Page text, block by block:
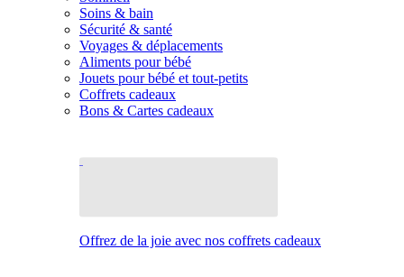
Soins & bain
Sécurité & santé
Voyages & déplacements
Aliments pour bébé
Jouets pour bébé et tout-petits
Coffrets cadeaux
Bons & Cartes cadeaux
Offrez de la joie avec nos coffrets cadeaux